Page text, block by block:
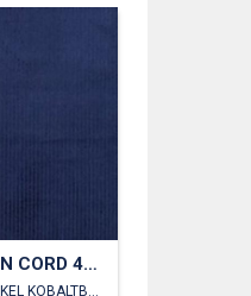
GEWASCHEN CORD 4.5W